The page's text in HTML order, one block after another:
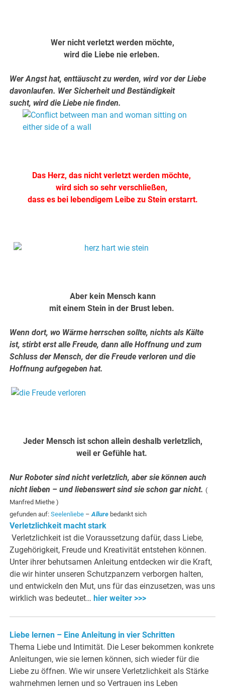
Wer nicht verletzt werden möchte,
wird die Liebe nie erleben.
Wer Angst hat, enttäuscht zu werden, wird vor der Liebe
davonlaufen. Wer Sicherheit und Beständigkeit
sucht, wird die Liebe nie finden.
Das Herz, das nicht verletzt werden möchte,
wird sich so sehr verschließen,
dass es bei lebendigem Leibe zu Stein erstarrt.
Aber kein Mensch kann
mit einem Stein in der Brust leben.
Wenn dort, wo Wärme herrschen sollte, nichts als Kälte
ist, stirbt erst alle Freude, dann alle Hoffnung und zum
Schluss der Mensch, der die Freude verloren und die
Hoffnung aufgegeben hat.
Jeder Mensch ist schon allein deshalb verletzlich,
weil er Gefühle hat.
Nur Roboter sind nicht verletzlich, aber sie können auch
nicht lieben – und liebenswert sind sie schon gar nicht.(
Manfred Miethe )
gefunden auf:Seelenliebe –Allure bedankt sich
Verletzlichkeit macht stark
Verletzlichkeit ist die Voraussetzung dafür, dass Liebe,
Zugehörigkeit, Freude und Kreativität entstehen können.
Unter ihrer behutsamen Anleitung entdecken wir die Kraft,
die wir hinter unseren Schutzpanzern verborgen halten,
und entwickeln den Mut, uns für das einzusetzen, was uns
wirklich was bedeutet… hier weiter >>>
Liebe lernen – Eine Anleitung in vier Schritten
Thema Liebe und Intimität. Die Leser bekommen konkrete
Anleitungen, wie sie lernen können, sich wieder für die
Liebe zu öffnen. Wie wir unsere Verletzlichkeit als Stärke
wahrnehmen lernen und so Vertrauen ins Leben